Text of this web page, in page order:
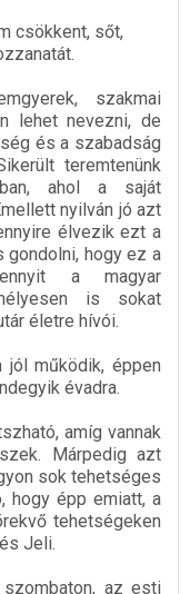
csökkent, sőt,
szakmai
lehet nevezni, de
és a szabadság
teremtenünk
ahol a saját
nyilván jó azt
élvezik ezt a
gondolni, hogy ez a
a magyar
is sokat
életre hívói.
működik, éppen
évadra.
amíg vannak
Márpedig azt
sok tehetséges
hogy épp emiatt, a
tehetségeken
Jeli.
az esti